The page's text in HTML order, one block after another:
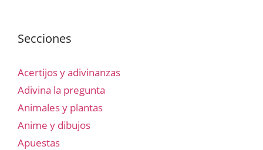
Secciones
Acertijos y adivinanzas
Adivina la pregunta
Animales y plantas
Anime y dibujos
Apuestas